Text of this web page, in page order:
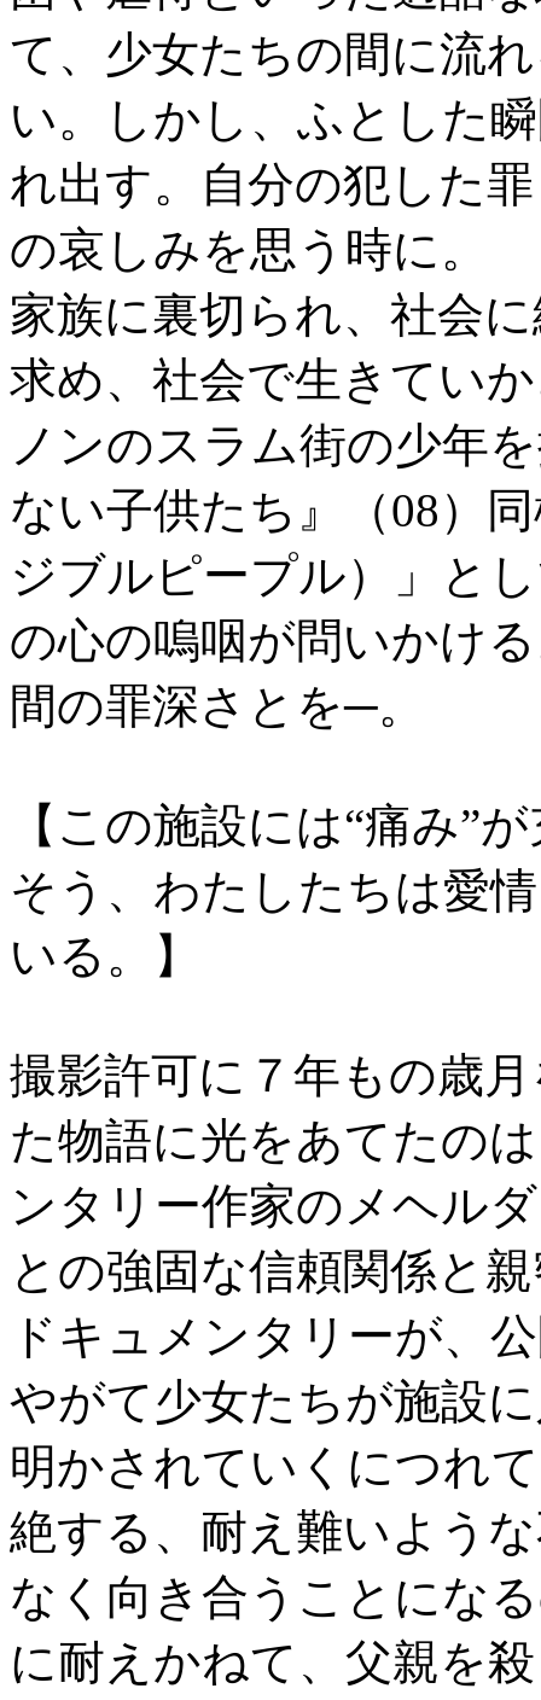
て、少女たちの間に流
い。しかし、ふとした
れ出す。自分の犯した
の哀しみを思う時に。
家族に裏切られ、社会
求め、社会で生きてい
ノンのスラム街の少年
ない子供たち』（08）
ジブルピープル）」と
の心の嗚咽が問いかけ
間の罪深さとを─。
【この施設には“痛み”
そう、わたしたちは愛
いる。】
撮影許可に７年もの歳
た物語に光をあてたの
ンタリー作家のメヘル
との強固な信頼関係と
ドキュメンタリーが、
やがて少女たちが施設
明かされていくにつれ
絶する、耐え難いよう
なく向き合うことにな
に耐えかねて、父親を